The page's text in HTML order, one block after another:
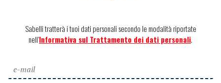
Sabelli tratterà i tuoi dati personali secondo le modalità riportate
nell’Informativa sul Trattamento dei dati personali.